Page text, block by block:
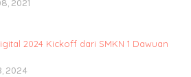
2021
2024 Kickoff dari SMKN 1 Dawuan
2024